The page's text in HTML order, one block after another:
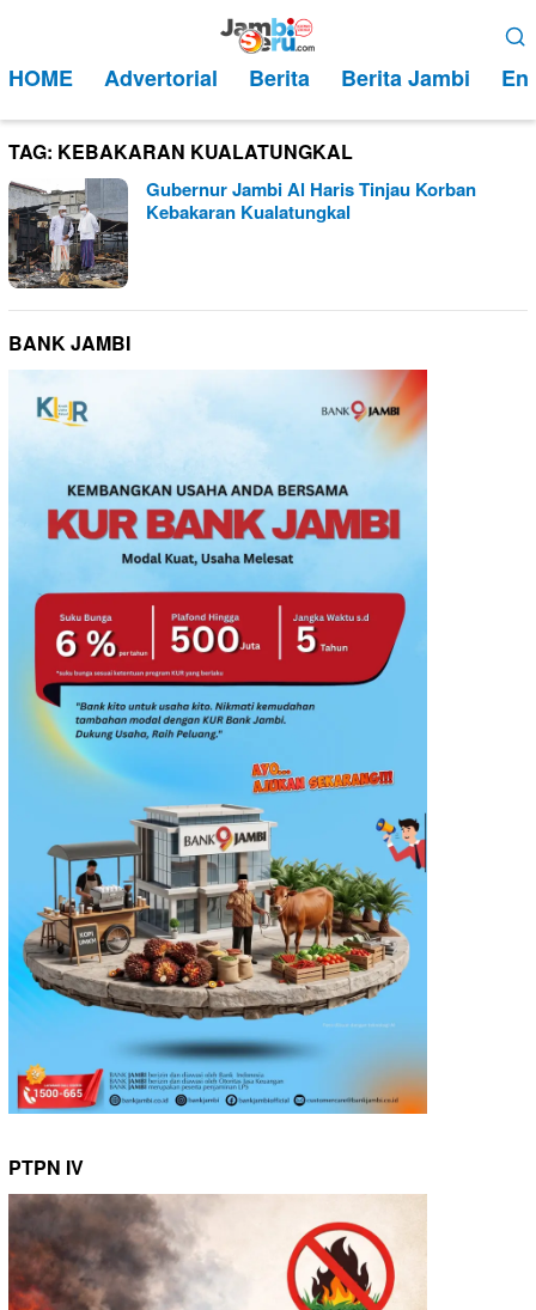
kontenMobile
HOME Advertorial Berita Berita Jambi
TAG: KEBAKARAN KUALATUNGKAL
Gubernur Jambi Al Haris Tinjau Korban
Kebakaran Kualatungkal
BANK JAMBI
PTPN IV